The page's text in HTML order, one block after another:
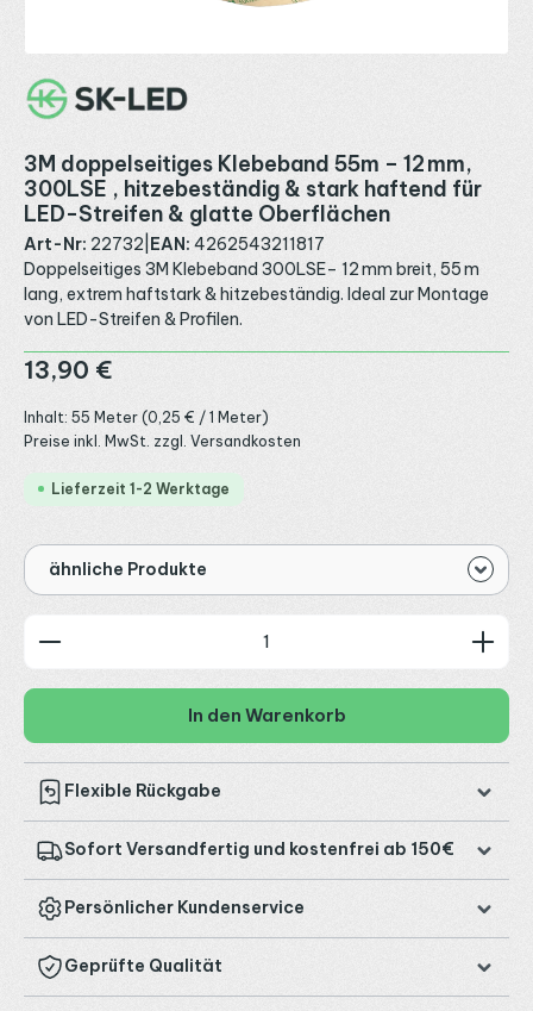
3M doppelseitiges Klebeband 55m – 12 mm,
300LSE , hitzebeständig & stark haftend für
LED-Streifen & glatte Oberflächen
Art-Nr: 22732 EAN: 4262543211817
Doppelseitiges 3M Klebeband 300LSE– 12 mm breit, 55 m
lang, extrem haftstark & hitzebeständig. Ideal zur Montage
von LED-Streifen & Profilen.
Regulärer Preis:
13,90 €
Inhalt: 55 Meter (0,25 € / 1 Meter)
Preise inkl. MwSt. zzgl. Versandkosten
Lieferzeit 1-2 Werktage
ähnliche Produkte
Produkt Anzahl: Gib den gewünschten Wert ein
In den Warenkorb
Flexible Rückgabe
Sofort Versandfertig und kostenfrei ab 150€
Persönlicher Kundenservice
Geprüfte Qualität